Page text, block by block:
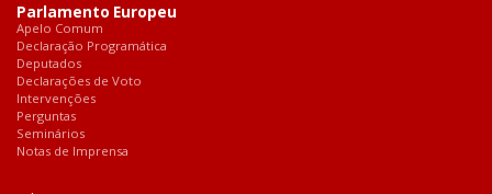
Parlamento Europeu
Apelo Comum
Declaração Programática
Deputados
Declarações de Voto
Intervenções
Perguntas
Seminários
Notas de Imprensa